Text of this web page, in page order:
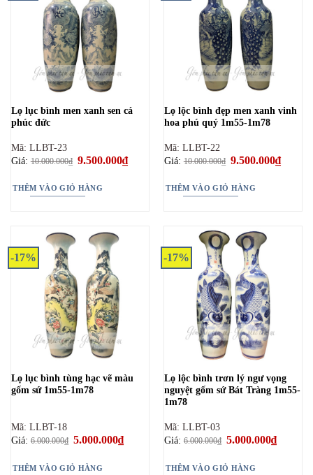
Lọ lục bình men xanh sen cá
phúc đức
Mã: LLBT-23
Giá:10.000.000₫ Giá
10.000.000₫.
9.500.000₫Giá
hiện
THÊM VÀO GIỎ HÀNG
Lọ lộc bình đẹp men xanh vinh
hoa phú quý 1m55-1m78
Mã: LLBT-22
Giá:10.000.000₫ Giá
10.000.000₫.
9.500.000₫Giá
hiện
THÊM VÀO GIỎ HÀNG
-17%
Lọ lục bình tùng hạc vẽ màu
gốm sứ 1m55-1m78
Mã: LLBT-18
Giá:6.000.000₫ Giá
6.000.000₫.
5.000.000₫Giá
hiện
THÊM VÀO GIỎ HÀNG
-17%
Lọ lộc bình trơn lý ngư vọng
nguyệt gốm sứ Bát Tràng 1m55-
1m78
Mã: LLBT-03
Giá:6.000.000₫ Giá
6.000.000₫.
5.000.000₫Giá
hiện
THÊM VÀO GIỎ HÀNG